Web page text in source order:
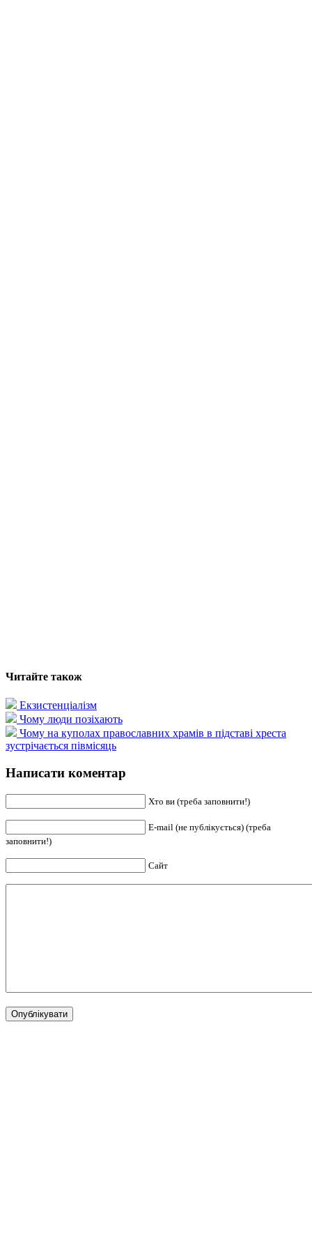
Читайте також
Екзистенціалізм
Чому люди позіхають
Чому на куполах православних храмів в підставі хреста
зустрічається півмісяць
Написати коментар
Хто ви (треба заповнити!)
E-mail (не публікується) (треба
заповнити!)
Сайт